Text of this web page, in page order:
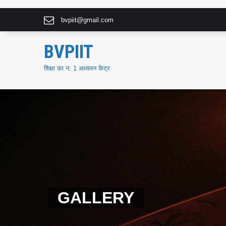
bvpiit@gmail.com
BVPIIT
शिक्षा का न. 1 अध्ययन केंद्र
GALLERY